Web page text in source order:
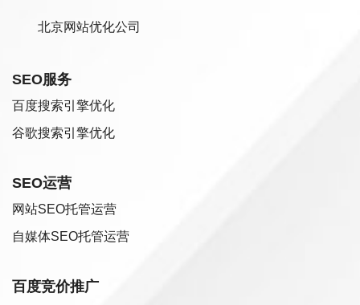
北京网站优化公司
SEO服务
百度搜索引擎优化
谷歌搜索引擎优化
SEO运营
网站SEO托管运营
自媒体SEO托管运营
百度竞价推广